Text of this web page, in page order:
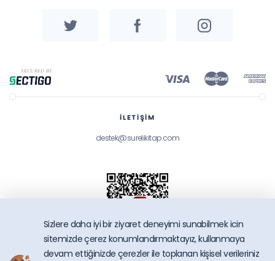
İLETİŞİM
destek@surelikitap.com
Sizlere daha iyi bir ziyaret deneyimi sunabilmek icin
sitemizde çerez konumlandırmaktayız, kullanmaya
devam ettiğinizde çerezler ile toplanan kişisel verileriniz